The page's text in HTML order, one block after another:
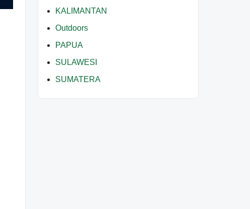
KALIMANTAN
Outdoors
PAPUA
SULAWESI
SUMATERA